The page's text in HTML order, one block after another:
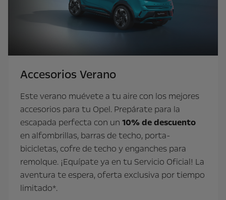
Accesorios Verano
Este verano muévete a tu aire con los mejores
accesorios para tu Opel. Prepárate para la
escapada perfecta con un 10% de descuento
en alfombrillas, barras de techo, porta-
bicicletas, cofre de techo y enganches para
remolque. ¡Equípate ya en tu Servicio Oficial! La
aventura te espera, oferta exclusiva por tiempo
limitado*.